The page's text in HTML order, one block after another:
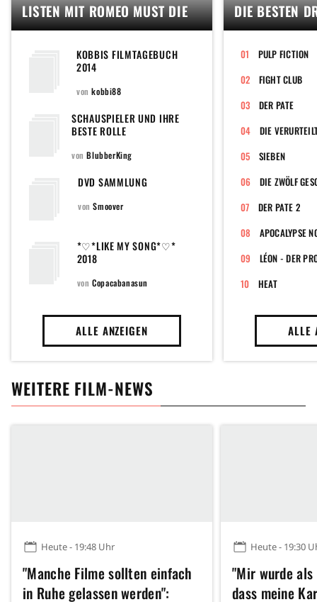
LISTEN MIT ROMEO MUST DIE
KOBBIS FILMTAGEBUCH
2014
vonkobbi88
SCHAUSPIELER UND IHRE
BESTE ROLLE
vonBlubberKing
DVD SAMMLUNG
vonSmoover
*♡*LIKE MY SONG*♡*
2018
vonCopacabanasun
ALLE ANZEIGEN
DIE BESTEN
PULP FICTION
FIGHT CLUB
DER PATE
DIE
SIEBEN
DIE ZWÖLF
DER PATE 2
APOCALYPSE
LÉON - DER
HEAT
ALLE
WEITERE FILM-NEWS
Heute - 19:48 Uhr
"Manche Filme sollten einfach
in Ruhe gelassen werden":
Heute - 19:30
"Mir wurde
dass meine